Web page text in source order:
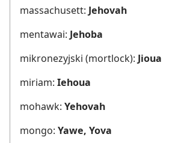
massachusett: Jehovah
mentawai: Jehoba
mikronezyjski (mortlock): Jioua
miriam: Iehoua
mohawk: Yehovah
mongo: Yawe, Yova